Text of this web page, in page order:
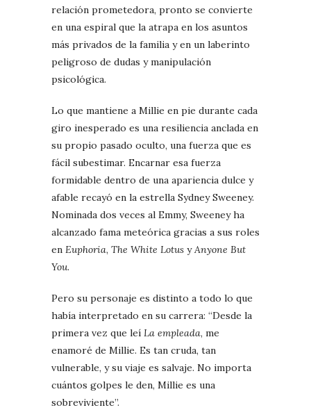
relación prometedora, pronto se convierte
en una espiral que la atrapa en los asuntos
más privados de la familia y en un laberinto
peligroso de dudas y manipulación
psicológica.
Lo que mantiene a Millie en pie durante cada
giro inesperado es una resiliencia anclada en
su propio pasado oculto, una fuerza que es
fácil subestimar. Encarnar esa fuerza
formidable dentro de una apariencia dulce y
afable recayó en la estrella Sydney Sweeney.
Nominada dos veces al Emmy, Sweeney ha
alcanzado fama meteórica gracias a sus roles
en Euphoria, The White Lotus yAnyone But
You.
Pero su personaje es distinto a todo lo que
había interpretado en su carrera: “Desde la
primera vez que leí La empleada, me
enamoré de Millie. Es tan cruda, tan
vulnerable, y su viaje es salvaje. No importa
cuántos golpes le den, Millie es una
sobreviviente”.